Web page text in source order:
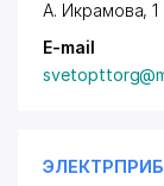
А. Икрамова, 1
E-mail